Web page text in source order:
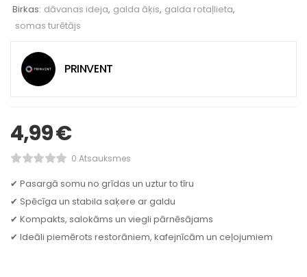
Birkas: dāvanas ideja, galda āķis, galda rotaļlieta,
somas turētājs
PRINVENT
4,99€
0 Atsauksmes
✔ Pasargā somu no grīdas un uztur to tīru
✔ Spēcīga un stabila saķere ar galdu
✔ Kompakts, salokāms un viegli pārnēsājams
✔ Ideāli piemērots restorāniem, kafejnīcām un ceļojumiem